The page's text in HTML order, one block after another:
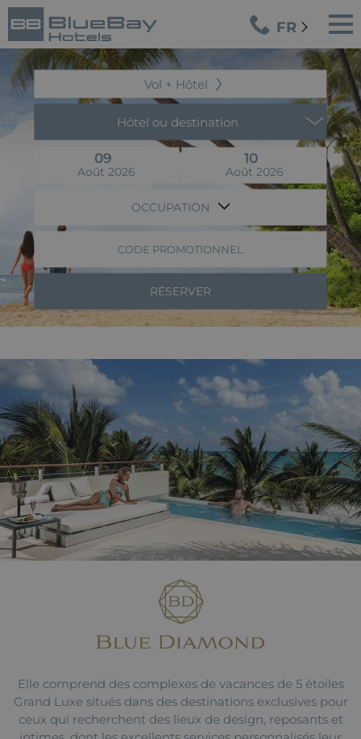
FR
Vol + Hôtel
Hôtel ou destination
09
Août 2026
10
Août 2026
OCCUPATION
CODE PROMOTIONNEL
RÉSERVER
Elle comprend des complexes de vacances de 5 étoiles
Grand Luxe situés dans des destinations exclusives pour
ceux qui recherchent des lieux de design, reposants et